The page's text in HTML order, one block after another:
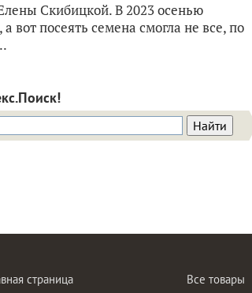
Скибицкой. В 2023 осенью
посеять семена смогла не все, по
страница Все товары